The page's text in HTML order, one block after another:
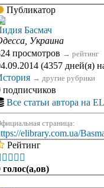
Публикатор
Басмач
Украина
просмотров → рейтинг
(4357 дней(я)
→ другие рубрики
подписчиков
Все статьи автора на
страница:
elibrary.com.ua/
Рейтинг
   
голос(а,ов)